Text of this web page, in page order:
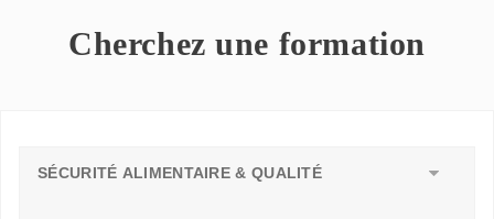
Cherchez une formation
SÉCURITÉ ALIMENTAIRE & QUALITÉ